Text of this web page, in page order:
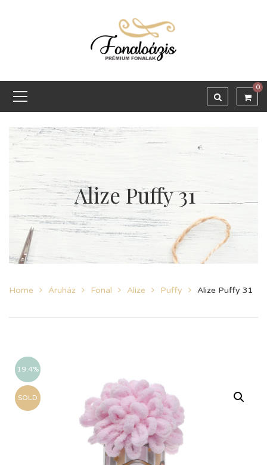
0
Alize Puffy 31
Home Áruház Fonal Alize Puffy Alize Puffy 31
19.4%
SOLD